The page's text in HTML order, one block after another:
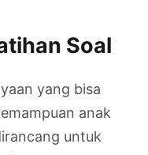
Soal
yang bisa
anak
untuk